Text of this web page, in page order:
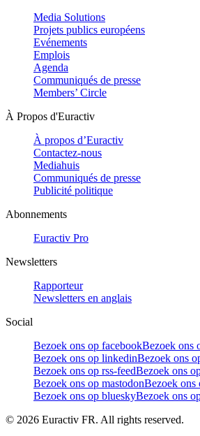
Media Solutions
Projets publics européens
Evénements
Emplois
Agenda
Communiqués de presse
Members’ Circle
À Propos d'Euractiv
À propos d’Euractiv
Contactez-nous
Mediahuis
Communiqués de presse
Publicité politique
Abonnements
Euractiv Pro
Newsletters
Rapporteur
Newsletters en anglais
Social
Bezoek ons op facebookBezoek ons
Bezoek ons op linkedinBezoek ons
Bezoek ons op rss-feedBezoek ons
Bezoek ons op mastodonBezoek ons
Bezoek ons op blueskyBezoek ons
© 2026 Euractiv FR. All rights reserved.